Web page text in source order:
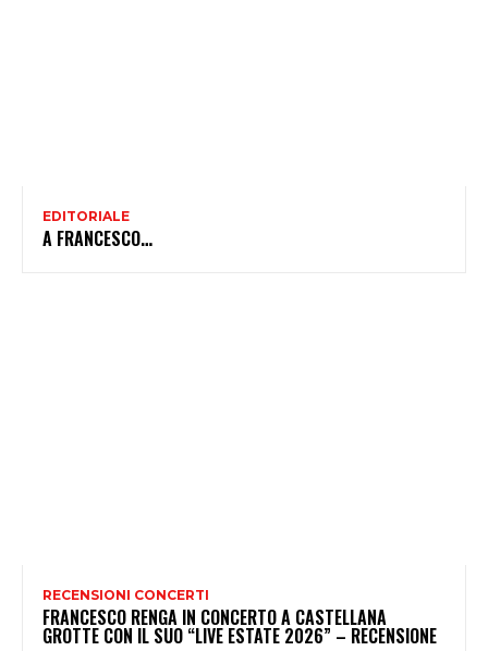
EDITORIALE
A FRANCESCO…
RECENSIONI CONCERTI
FRANCESCO RENGA IN CONCERTO A CASTELLANA
GROTTE CON IL SUO “LIVE ESTATE 2026” – RECENSIONE